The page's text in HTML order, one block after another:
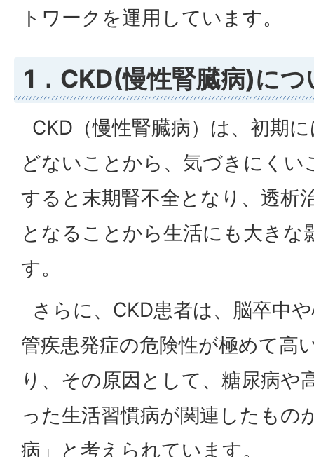
トワークを運用しています。
1．CKD(慢性腎臓病)につ
CKD（慢性腎臓病）は、初期
どないことから、気づきにくい
すると末期腎不全となり、透析
となることから生活にも大きな
す。
さらに、CKD患者は、脳卒中
管疾患発症の危険性が極めて高
り、その原因として、糖尿病や
った生活習慣病が関連したもの
病」と考えられています。